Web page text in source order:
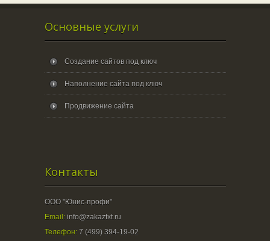
Основные услуги
Создание сайтов под ключ
Наполнение сайта под ключ
Продвижение сайта
Контакты
ООО "Юнис-профи"
Email: info@zakaztxt.ru
Телефон:7 (499) 394-19-02